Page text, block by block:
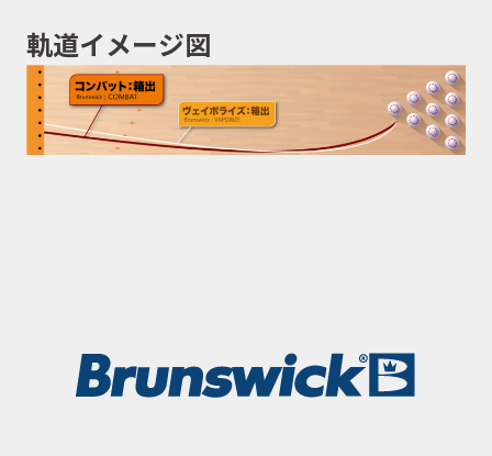
軌道イメージ図